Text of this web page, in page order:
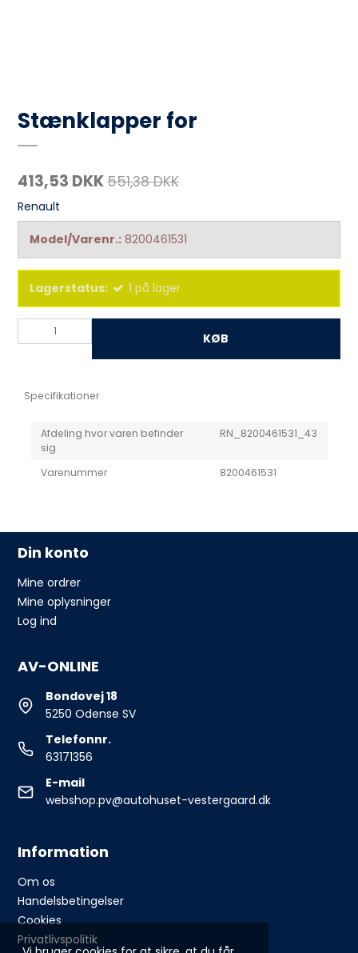
Stænklapper for
413,53 DKK551,38 DKK
Renault
Model/Varenr.: 8200461531
Lagerstatus: 1 på lager
KØB
Specifikationer
Afdeling hvor varen befinder
sig
RN_8200461531_43
Varenummer 8200461531
Din konto
Mine ordrer
Mine oplysninger
Log ind
AV-ONLINE
Bondovej 18
5250 Odense SV
Telefonnr.
63171356
E-mail
webshop.pv@autohuset-vestergaard.dk
Information
Om os
Handelsbetingelser
Cookies
Privatlivspolitik